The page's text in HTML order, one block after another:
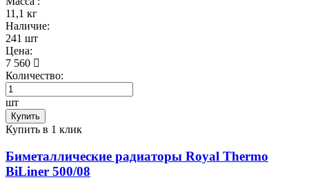
11,1 кг
Наличие:
241 шт
Цена:
7 560
Количество:
шт
Купить
Купить в 1 клик
Биметаллические радиаторы Royal Thermo
BiLiner 500/08